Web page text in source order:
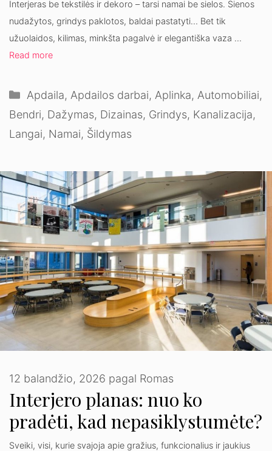
Interjeras be tekstilės ir dekoro – tarsi namai be sielos. Sienos
nudažytos, grindys paklotos, baldai pastatyti… Bet tik
užuolaidos, kilimas, minkšta pagalvė ir elegantiška vaza …
Read more
Kategorijos
Apdaila, Apdailos darbai, Aplinka, Automobiliai,
Bendri, Dažymas, Dizainas, Grindys, Kanalizacija,
Langai, Namai, Šildymas
Interjero planas: nuo ko
pradėti, kad nepasiklystumėte?
12 balandžio, 2026 pagal Romas
Sveiki, visi, kurie svajoja apie gražius, funkcionalius ir jaukius